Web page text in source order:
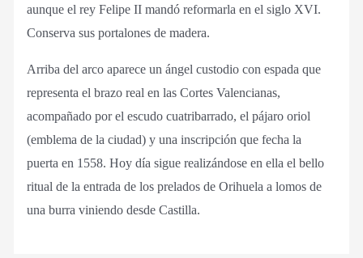
aunque el rey Felipe II mandó reformarla en el siglo XVI.
Conserva sus portalones de madera.
Arriba del arco aparece un ángel custodio con espada que
representa el brazo real en las Cortes Valencianas,
acompañado por el escudo cuatribarrado, el pájaro oriol
(emblema de la ciudad) y una inscripción que fecha la
puerta en 1558. Hoy día sigue realizándose en ella el bello
ritual de la entrada de los prelados de Orihuela a lomos de
una burra viniendo desde Castilla.